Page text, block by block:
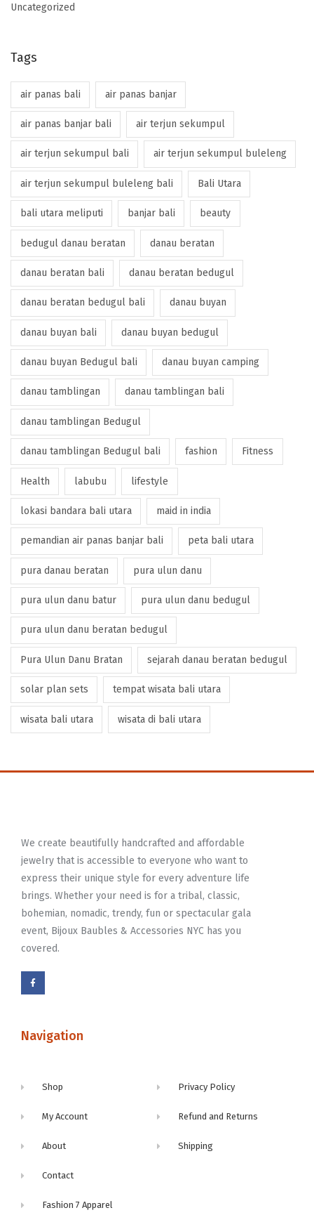
Uncategorized
Tags
air panas bali air panas banjar
air panas banjar bali air terjun sekumpul
air terjun sekumpul bali air terjun sekumpul buleleng
air terjun sekumpul buleleng bali Bali Utara
bali utara meliputi banjar bali beauty
bedugul danau beratan danau beratan
danau beratan bali danau beratan bedugul
danau beratan bedugul bali danau buyan
danau buyan bali danau buyan bedugul
danau buyan Bedugul bali danau buyan camping
danau tamblingan danau tamblingan bali
danau tamblingan Bedugul
danau tamblingan Bedugul bali fashion Fitness
Health labubu lifestyle
lokasi bandara bali utara maid in india
pemandian air panas banjar bali peta bali utara
pura danau beratan pura ulun danu
pura ulun danu batur pura ulun danu bedugul
pura ulun danu beratan bedugul
Pura Ulun Danu Bratan sejarah danau beratan bedugul
solar plan sets tempat wisata bali utara
wisata bali utara wisata di bali utara
We create beautifully handcrafted and affordable
jewelry that is accessible to everyone who want to
express their unique style for every adventure life
brings. Whether your need is for a tribal, classic,
bohemian, nomadic, trendy, fun or spectacular gala
event, Bijoux Baubles & Accessories NYC has you
covered.
Navigation
Shop
My Account
About
Contact
Fashion 7 Apparel
Privacy Policy
Refund and Returns
Shipping